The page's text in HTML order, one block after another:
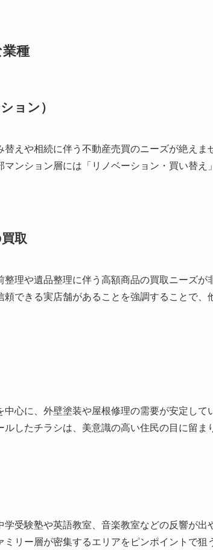
種
ョン）
えや相続に伴う不動産売買のニーズが絶えま
ンション層には「リノベーション・買い替え
取
理や遺品整理に伴う高額商品の買取ニーズが
できる実店舗があることを強調することで、
心に、外壁塗装や屋根修理の需要が安定して
したチラシは、美意識の高い住民の目に留ま
受験塾や英語教室、音楽教室などの反響が出
リー層が密集するエリアをピンポイントで狙